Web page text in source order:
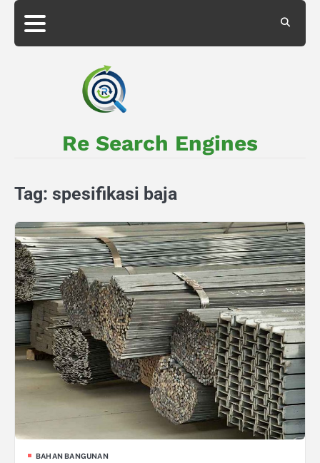
Skip
content
About
Privacy
Re Search Engines
Tag: spesifikasi baja
BAHAN BANGUNAN